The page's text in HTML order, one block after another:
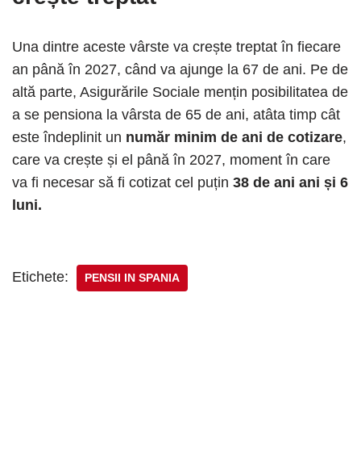
Una dintre aceste vârste va crește treptat în fiecare
an până în 2027, când va ajunge la 67 de ani. Pe de
altă parte, Asigurările Sociale mențin posibilitatea de
a se pensiona la vârsta de 65 de ani, atâta timp cât
este îndeplinit un număr minim de ani de cotizare,
care va crește și el până în 2027, moment în care
va fi necesar să fi cotizat cel puțin 38 de ani ani și 6
luni.
Etichete: PENSII IN SPANIA